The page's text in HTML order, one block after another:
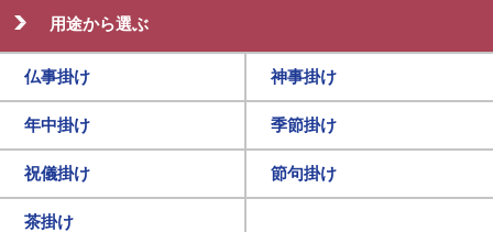
用途から選ぶ
仏事掛け 神事掛け
年中掛け 季節掛け
祝儀掛け 節句掛け
茶掛け